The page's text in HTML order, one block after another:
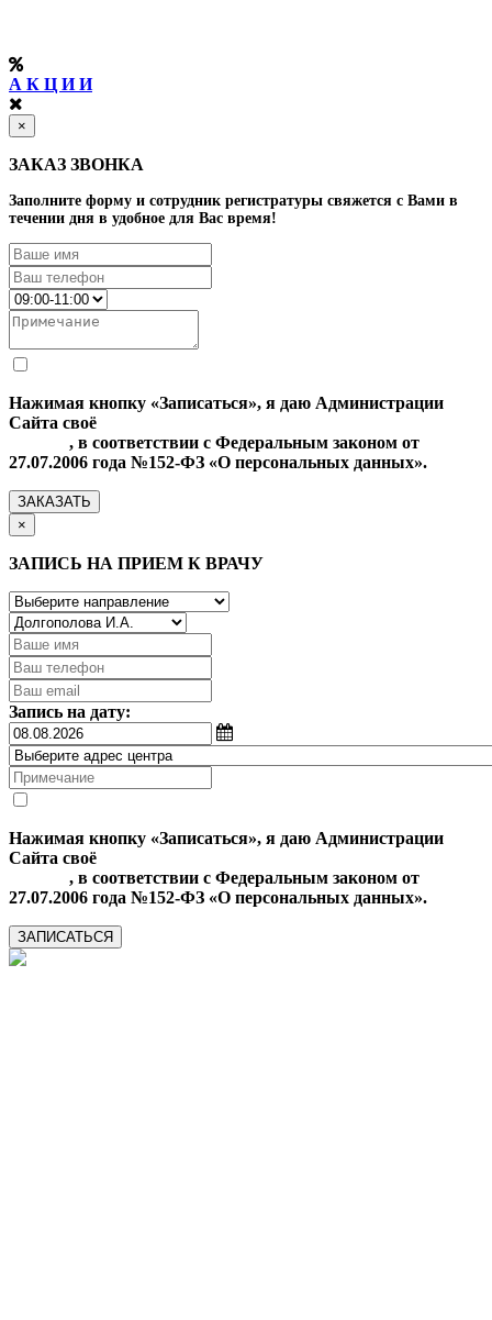
А К Ц И И
×
ЗАКАЗ ЗВОНКА
Заполните форму и сотрудник регистратуры свяжется с Вами в
течении дня в удобное для Вас время!
Нажимая кнопку «Записаться», я даю Администрации
Сайта своё
, в соответствии с Федеральным законом от
27.07.2006 года №152-ФЗ «О персональных данных».
ЗАКАЗАТЬ
×
ЗАПИСЬ НА ПРИЕМ К ВРАЧУ
Запись на дату:
Нажимая кнопку «Записаться», я даю Администрации
Сайта своё
, в соответствии с Федеральным законом от
27.07.2006 года №152-ФЗ «О персональных данных».
ЗАПИСАТЬСЯ